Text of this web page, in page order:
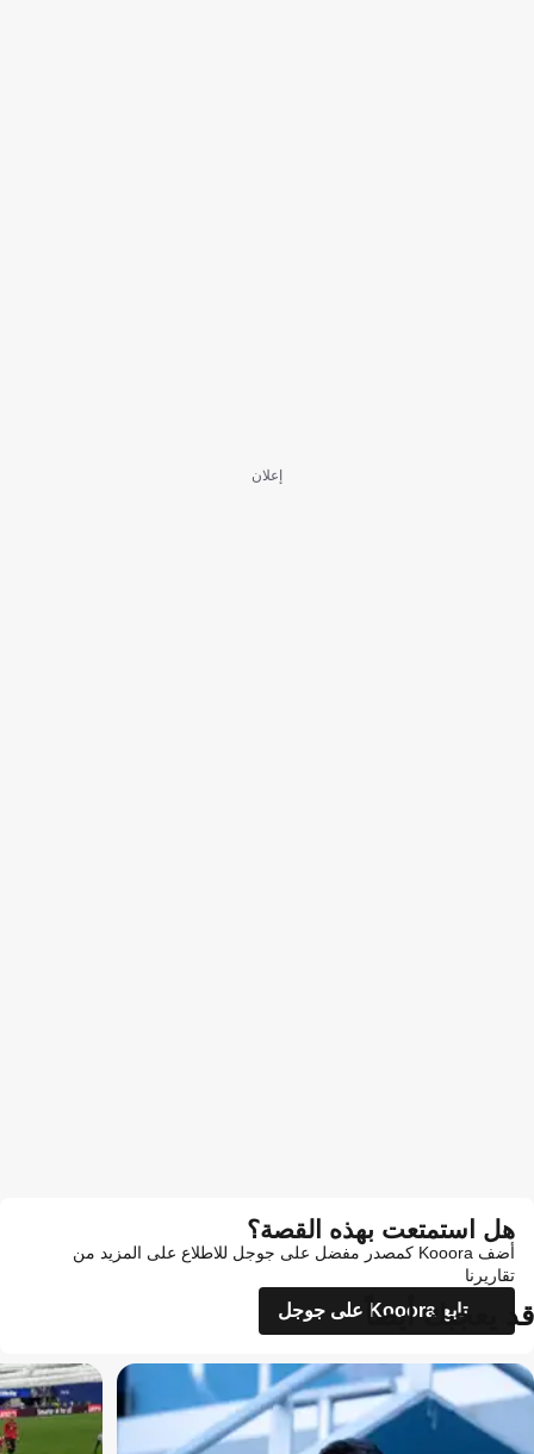
إعلان
هل استمتعت بهذه القصة؟
أضف Kooora كمصدر مفضل على جوجل للاطلاع على المزيد من
تقاريرنا
تابع Kooora على جوجل
قد يعجبك أيضاً